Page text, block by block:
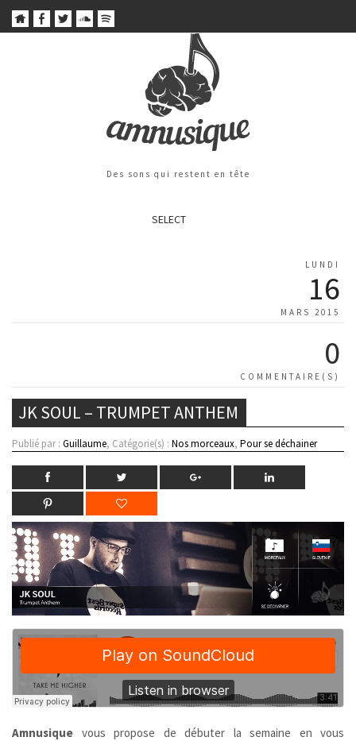
Des sons qui restent en tête
SELECT
LUNDI
16
MARS 2015
0
COMMENTAIRE(S)
JK SOUL – TRUMPET ANTHEM
Publié par : Guillaume, Catégorie(s) : Nos morceaux, Pour se déchainer
Amnusique vous propose de débuter la semaine en vous